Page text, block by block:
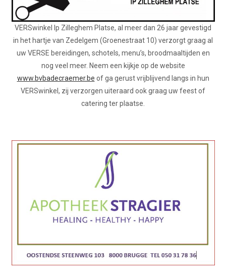
VERSwinkel Ip Zilleghem Platse, al meer dan 26 jaar gevestigd
in het hartje van Zedelgem (Groenestraat 10) verzorgt graag al
uw VERSE bereidingen, schotels, menu’s, broodmaaltijden en
nog veel meer. Neem een kijkje op de website
www.bvbadecraemer.be of ga gerust vrijblijvend langs in hun
VERSwinkel, zij verzorgen uiteraard ook graag uw feest of
catering ter plaatse.